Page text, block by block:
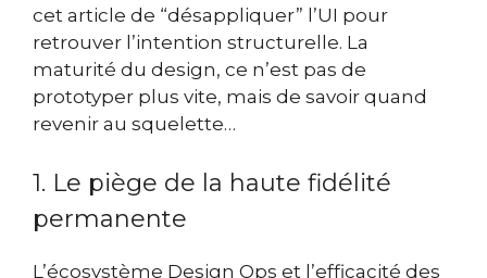
cet article de “désappliquer” l’UI pour
retrouver l’intention structurelle. La
maturité du design, ce n’est pas de
prototyper plus vite, mais de savoir quand
revenir au squelette…
1. Le piège de la haute fidélité
permanente
L’écosystème Design Ops et l’efficacité des